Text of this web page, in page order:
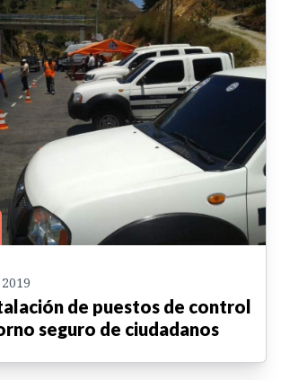
de puestos de control
seguro de ciudadanos